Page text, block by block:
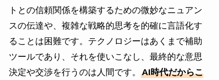
トとの信頼関係を構築するための微妙なニュアン
スの伝達や、複雑な戦略的思考を的確に言語化す
ることは困難です。テクノロジーはあくまで補助
ツールであり、それを使いこなし、最終的な意思
決定や交渉を行うのは人間です。 AI時代だからこ